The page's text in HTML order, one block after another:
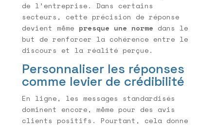
de l’entreprise. Dans certains
secteurs, cette précision de réponse
devient même presque une norme dans le
but de renforcer la cohérence entre le
discours et la réalité perçue.
Personnaliser les réponses
comme levier de crédibilité
En ligne, les messages standardisés
dominent encore, même pour des avis
clients positifs. Pourtant, cela donne